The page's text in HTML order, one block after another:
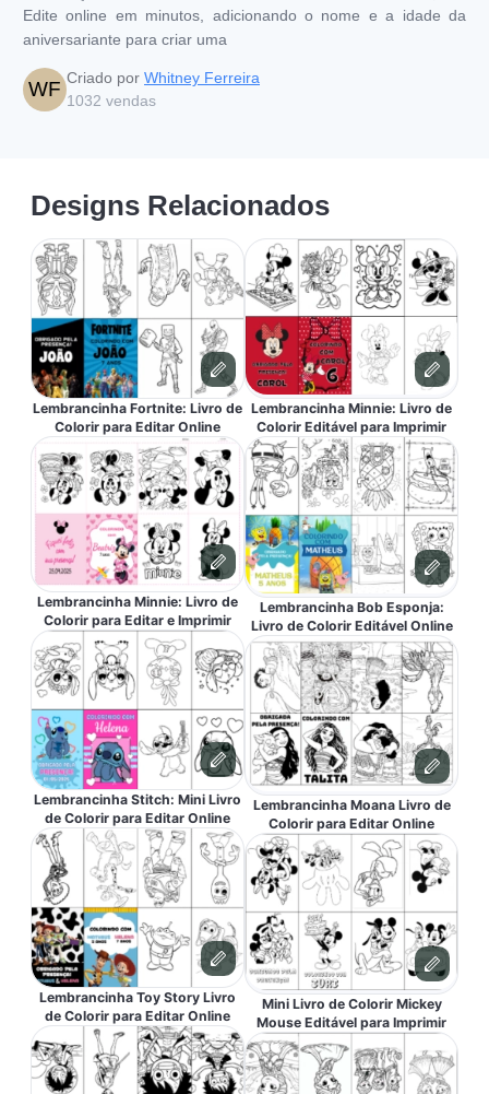
Edite online em minutos, adicionando o nome e a idade da
aniversariante para criar uma
WF Criado por Whitney Ferreira
1032 vendas
Designs Relacionados
Lembrancinha Fortnite: Livro de
Colorir para Editar Online
Lembrancinha Minnie: Livro de
Colorir para Editar e Imprimir
Lembrancinha Stitch: Mini Livro
de Colorir para Editar Online
Lembrancinha Toy Story Livro
de Colorir para Editar Online
Lembrancinha Minnie: Livro de
Colorir Editável para Imprimir
Lembrancinha Bob Esponja:
Livro de Colorir Editável Online
Lembrancinha Moana Livro de
Colorir para Editar Online
Mini Livro de Colorir Mickey
Mouse Editável para Imprimir